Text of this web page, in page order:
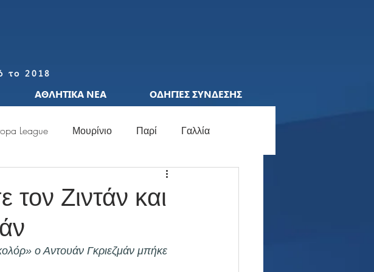
το 2018
ΑΘΛΗΤΙΚΑ ΝΕΑ ΟΔΗΓΙΕΣ ΣΥΝΔΕΣΗΣ
League Μουρίνιο Παρί Γαλλία
Ζιντάν και
ο Αντουάν Γκριεζμάν μπήκε